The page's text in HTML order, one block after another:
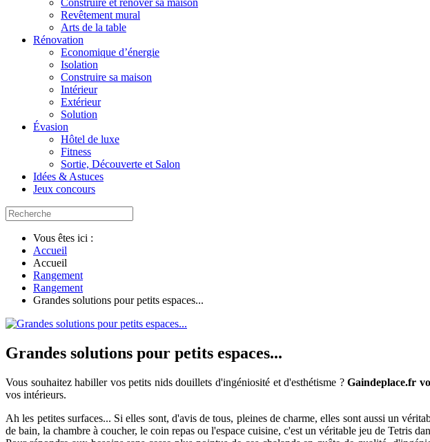
Construire et rénover sa maison
Revêtement mural
Arts de la table
Rénovation
Economique d’énergie
Isolation
Construire sa maison
Intérieur
Extérieur
Solution
Évasion
Hôtel de luxe
Fitness
Sortie, Découverte et Salon
Idées & Astuces
Jeux concours
Vous êtes ici :
Accueil
Accueil
Rangement
Rangement
Grandes solutions pour petits espaces...
Grandes solutions pour petits espaces...
Vous souhaitez habiller vos petits nids douillets d'ingéniosité et d'esthétisme ?Gaindeplace.fr
vos intérieurs.
Ah les petites surfaces... Si elles sont, d'avis de tous, pleines de charme, elles sont aussi un
de bain, la chambre à coucher, le coin repas ou l'espace cuisine, c'est un véritable jeu de Tetris